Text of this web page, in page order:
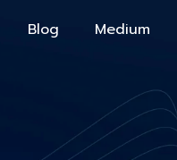
Blog Medium